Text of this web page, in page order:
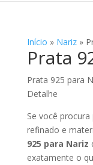
Início » Nariz»
Prata
Prata 925 para
Detalhe
Se você
refinado e
925 para Nariz
exatamente o